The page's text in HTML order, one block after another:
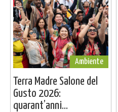
Ambiente
Terra Madre Salone del
Gusto 2026:
quarant’anni...